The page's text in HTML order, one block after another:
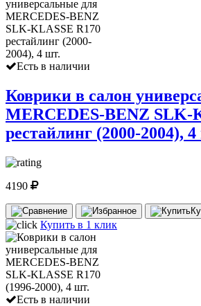
Есть в наличии
Коврики в салон
MERCEDES-BENZ SLK-
рестайлинг (2000-2004),
4190
Купить в 1 клик
Есть в наличии